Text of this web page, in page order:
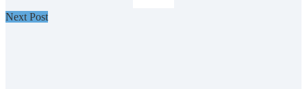
Next Post